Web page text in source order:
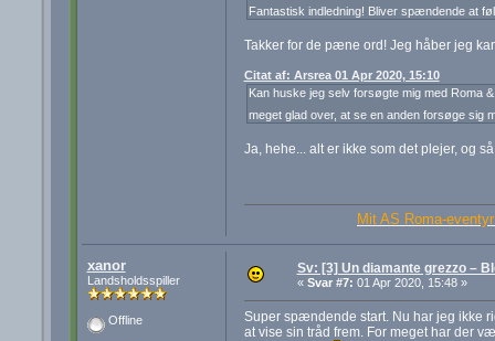
Fantastisk indledning! Bliver spændende at
Takker for de pæne ord! Jeg håber jeg
Citat af: Arsrea 01 Apr 2020, 15:10
Kan huske jeg selv forsøgte mig med Roma
meget glad over, at se en anden forsøge
Ja, hehe... alt er ikke som det plejer, og
Mit AS Roma-
xanor
Landsholdsspiller
Offline
Sv: [3] Un diamante grezzo –
« Svar #7: 01 Apr 2020, 15:48 »
Super spændende start. Nu har jeg ikke
at vise sin tråd frem. For meget har der